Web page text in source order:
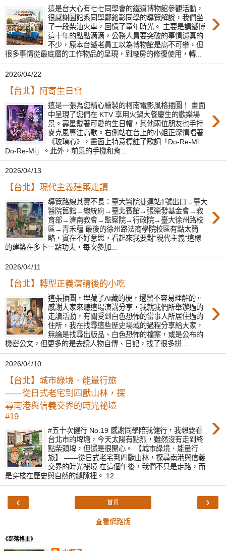
›
這是台大心有七七同學會的鐵道博物館參觀活動，
很感謝圖館系同學鄭銘彰同學的導覽解說，我們坐
了一段柴油火車，回憶了童年時光。 主要是講鐵博
這十年的點點滴滴，公務人員要突破的事情還真的
不少，原本台鐵老員工以為博物館是高不可攀，但
很多事情從最底層的工作物品的呈現，到廠房的修復使用，轉...
2026/04/22
【台北】阿寄生日會
›
這是一張為您精心繪製的柯南電影風格插圖！ 畫面
中呈現了您們在 KTV 享用火鍋大餐慶生的歡樂場
景。壽星戴著可愛的生日帽，其他兩位朋友也手持
麥克風專注高歌。右側站在台上的小姐正深情唱著
《玻璃心》，畫面上特意標註了歌詞「Do-Re-Mi
Do-Re-Mi」。此外，前景的手機和背...
2026/04/13
【台北】現代主義建築走讀
›
導覽路線其實不長：臺大醫院捷運站1號出口→臺大
醫院舊館→總統府→臺北賓館→張榮發基金會→教
育部→濟南教會→監察院→行政院→臺大徐州路校
區→青禾蘊 最後的徐州路法商學院校區有點太簡
略，實在不好意思，看起來我要對"現代主義"這樣
的建築在多下一點功夫，每次參加...
2026/04/11
【台北】轉型正義演講後的小吃
›
這張插圖，埋藏了AI藏的梗，還蠻不容易理解的。
感謝大家來聽這場演講分享，我就我們所舉辦過的
走讀活動，有關受到白色恐怖的當事人所居住過的
住所，我在找尋這些歷史場域的過程分享給大家，
無論是找尋出版品、白色恐怖的檔案，或是公布的
機密公文，但更多的是去讀人物自傳、日記，找了很多拼...
2026/04/10
【台北】城市綠境．能量行旅
——從日式老宅到四獸山林，探
尋南港與信義交界的時光祕境
#19
›
#五十次健行 No.19 感謝同學陪我健行，我想要看
台北市的埤塘，今天太陽有點烈，雖然沒有走到終
點柴頭埤，但還是很開心。 【城市綠境．能量行
旅】 ——從日式老宅到四獸山林，探尋南港與信義
交界的時光祕境 在這個午後，我們不只是走路，而
是穿梭在歷史與自然的縫隙裡。 12...
‹ ›
首頁
查看網路版
《部落格主》